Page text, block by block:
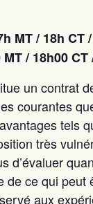
MT / 18h CT
/ 18h00 CT
un contrat
courantes
tels
très
d’évaluer
ce qui peut
aux